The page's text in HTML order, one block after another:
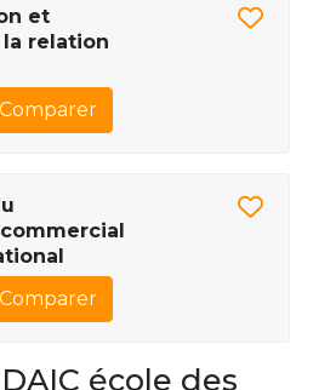
et
relation
Comparer
Comparer
école des